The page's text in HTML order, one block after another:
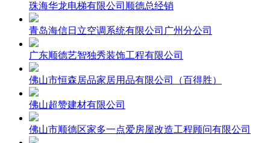
珠海华龙电梯有限公司顺德总经销
青岛海信日立空调系统有限公司广州分公司
广东顺德艺智独秀装饰工程有限公司
佛山市恒森居品家居用品有限公司（百得胜）
佛山超赞建材有限公司
佛山市顺德区家多一点爱房屋改造工程顾问有限公司